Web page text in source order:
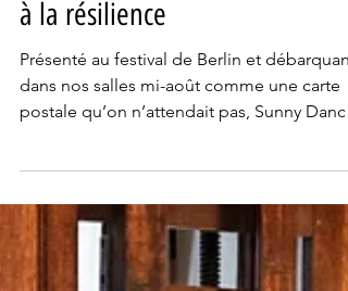
Sunny Dancer : Une ode solaire
à la résilience
Présenté au festival de Berlin et débarquant
postale qu’on n’attendait pas, Sunny
beauté de la vie en quelques moments
suspendus hors du temps et des réalités
brutes du monde. Des feel good movies